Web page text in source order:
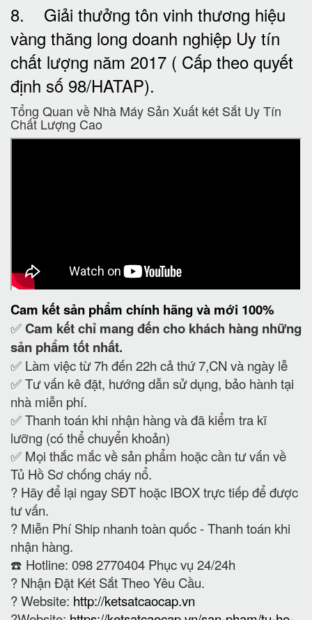
8. Giải thưởng tôn vinh thương hiệu
vàng thăng long doanh nghiệp Uy tín
chất lượng năm 2017 ( Cấp theo quyết
định số 98/HATAP).
Tổng Quan về Nhà Máy Sản Xuất két Sắt Uy Tín
Chất Lượng Cao
Cam kếtsản phẩm chính hãng và mới 100%
✅ Cam kếtchỉ mang đến cho khách hàng những
sản phẩm tốt nhất.
✅ Làm việc từ 7h đến 22h cả thứ 7,CN và ngày lễ
✅ Tư vấn kê đặt, hướng dẫn sử dụng, bảo hành tại
nhà miễn phí.
✅ Thanh toán khi nhận hàng và đã kiểm tra kĩ
lưỡng (có thể chuyển khoản)
✅ Mọi thắc mắc về sản phẩm hoặc cần tư vấn về
Tủ Hồ Sơ chống cháy nổ.
? Hãy để lại ngay SĐT hoặc IBOX trực tiếp để được
tư vấn.
? Miễn Phí Ship nhanh toàn quốc - Thanh toán khi
nhận hàng.
☎️ Hotline: 098 2770404 Phục vụ 24/24h
? Nhận Đặt Két Sắt Theo Yêu Cầu.
? Website: http://ketsatcaocap.vn